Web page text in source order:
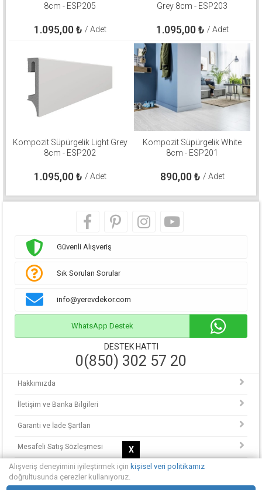
8cm - ESP205
1.095,00₺ / Adet
Grey 8cm - ESP203
1.095,00₺ / Adet
Kompozit Süpürgelik Light Grey
8cm - ESP202
1.095,00₺ / Adet
Kompozit Süpürgelik White
8cm - ESP201
890,00₺ / Adet
Güvenli Alışveriş
Sık Sorulan Sorular
info@yerevdekor.com
WhatsApp Destek
DESTEK HATTI
0(850) 302 57 20
Hakkımızda
İletişim ve Banka Bilgileri
Garanti ve İade Şartları
Mesafeli Satış Sözleşmesi
KVKK Politikası
© Copyright 2013 - 2025.
Alışveriş deneyimini iyileştirmek için kişisel veri politikamız
doğrultusunda çerezler kullanıyoruz.
X